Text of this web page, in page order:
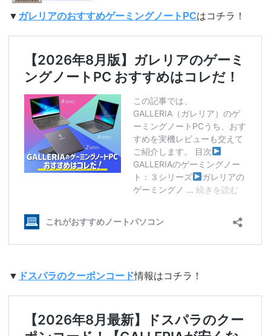
▼ ガレリアのおすすめゲーミングノートPCはコチラ！
▼ ドスパラのクーポンコード情報はコチラ！